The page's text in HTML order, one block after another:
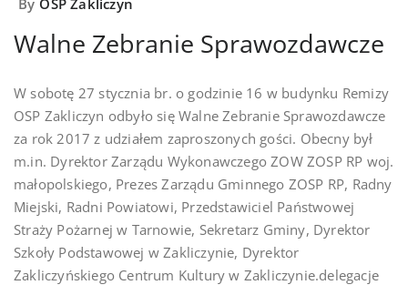
Walne Zebranie Sprawozdawcze
W sobotę 27 stycznia br. o godzinie 16 w budynku Remizy
OSP Zakliczyn odbyło się Walne Zebranie Sprawozdawcze
za rok 2017 z udziałem zaproszonych gości. Obecny był
m.in. Dyrektor Zarządu Wykonawczego ZOW ZOSP RP woj.
małopolskiego, Prezes Zarządu Gminnego ZOSP RP, Radny
Miejski, Radni Powiatowi, Przedstawiciel Państwowej
Straży Pożarnej w Tarnowie, Sekretarz Gminy, Dyrektor
Szkoły Podstawowej w Zakliczynie, Dyrektor
Zakliczyńskiego Centrum Kultury w Zakliczynie.delegacje